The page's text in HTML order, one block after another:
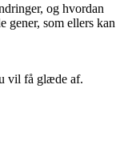
og hvordan
gener, som ellers kan
vil få glæde af.